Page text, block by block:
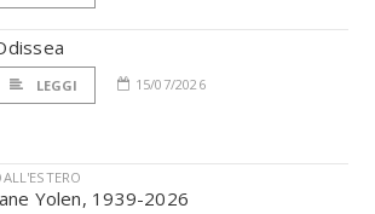
LEGGI 15/07/2026
Yolen, 1939-2026